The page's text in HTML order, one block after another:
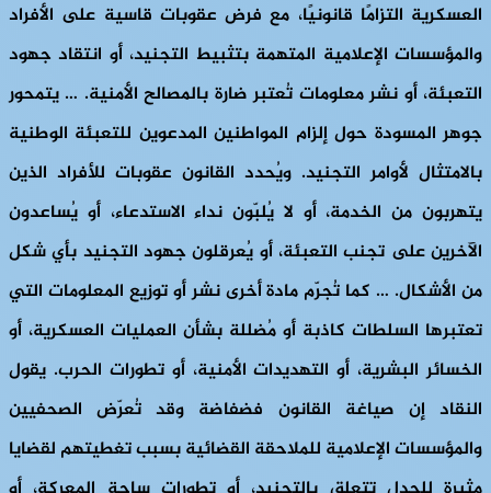
العسكرية التزامًا قانونيًا، مع فرض عقوبات قاسية على الأفراد
والمؤسسات الإعلامية المتهمة بتثبيط التجنيد، أو انتقاد جهود
التعبئة، أو نشر معلومات تُعتبر ضارة بالمصالح الأمنية. … يتمحور
جوهر المسودة حول إلزام المواطنين المدعوين للتعبئة الوطنية
بالامتثال لأوامر التجنيد. ويُحدد القانون عقوبات للأفراد الذين
يتهربون من الخدمة، أو لا يُلبّون نداء الاستدعاء، أو يُساعدون
الآخرين على تجنب التعبئة، أو يُعرقلون جهود التجنيد بأي شكل
من الأشكال. … كما تُجرّم مادة أخرى نشر أو توزيع المعلومات التي
تعتبرها السلطات كاذبة أو مُضللة بشأن العمليات العسكرية، أو
الخسائر البشرية، أو التهديدات الأمنية، أو تطورات الحرب. يقول
النقاد إن صياغة القانون فضفاضة وقد تُعرّض الصحفيين
والمؤسسات الإعلامية للملاحقة القضائية بسبب تغطيتهم لقضايا